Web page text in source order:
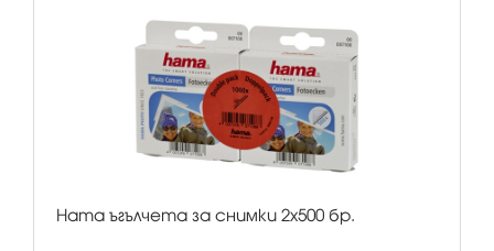
Hama ъгълчета за снимки 2х500 бр.